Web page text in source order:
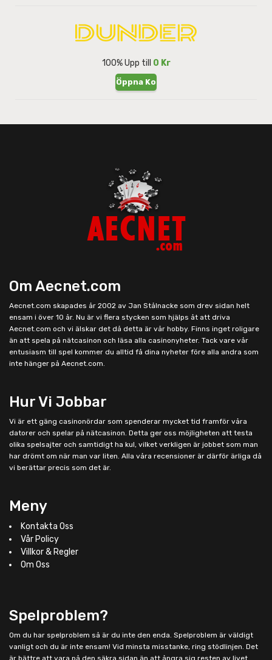
100% Upp till 0 Kr
Öppna Konto
Om Aecnet.com
Aecnet.com skapades år 2002 av Jan Stålnacke som drev sidan helt
ensam i över 10 år. Nu är vi flera stycken som hjälps åt att driva
Aecnet.com och vi älskar det då detta är vår hobby. Finns inget roligare
än att spela på nätcasinon och läsa alla casinonyheter. Tack vare vår
entusiasm till spel kommer du alltid få dina nyheter före alla andra som
inte hänger på Aecnet.com.
Hur Vi Jobbar
Vi är ett gäng casinonördar som spenderar mycket tid framför våra
datorer och spelar på nätcasinon. Detta ger oss möjligheten att testa
olika spelsajter och samtidigt ha kul, vilket verkligen är jobbet som man
har drömt om när man var liten. Alla våra recensioner är därför ärliga då
vi berättar precis som det är.
Meny
Kontakta Oss
Vår Policy
Villkor & Regler
Om Oss
Spelproblem?
Om du har spelproblem så är du inte den enda. Spelproblem är väldigt
vanligt och du är inte ensam! Vid minsta misstanke, ring stödlinjen. Det
är bättre att vara på den säkra sidan än att ångra sig resten av livet.